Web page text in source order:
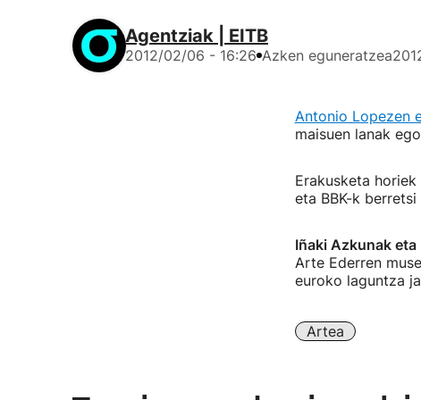
Agentziak | EITB
2012/02/06 - 16:26 Azken eguneratzea
Antonio Lopezen
maisuen lanak
Erakusketa
eta BBK-k
Iñaki Azkunak
Arte Ederren
euroko laguntza
Artea